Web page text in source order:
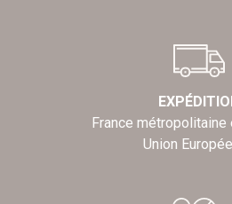
France métropolitaine
Union